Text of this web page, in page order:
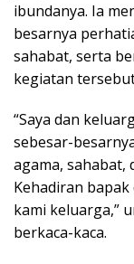
ibundanya. Ia
besarnya
sahabat, serta
kegiatan
“Saya dan
sebesar-
agama, sahabat,
Kehadiran
kami keluarga,”
berkaca-kaca.